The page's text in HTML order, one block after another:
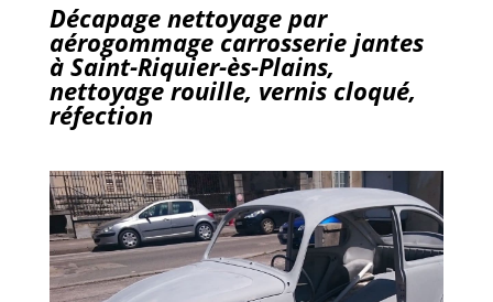
Décapage nettoyage par
aérogommage carrosserie jantes
à Saint-Riquier-ès-Plains,
nettoyage rouille, vernis cloqué,
réfection